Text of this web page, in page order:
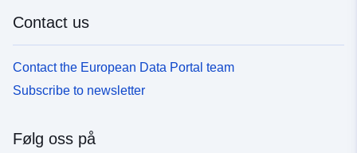
Contact us
Contact the European Data Portal team
Subscribe to newsletter
Følg oss på